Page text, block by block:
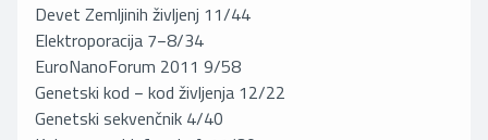
Devet Zemljinih življenj 11/44
Elektroporacija 7−8/34
EuroNanoForum 2011 9/58
Genetski kod − kod življenja 12/22
Genetski sekvenčnik 4/40